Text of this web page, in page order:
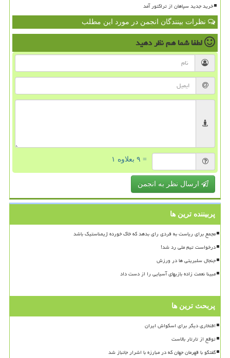
خرید جدید سپاهان از تراکتور آمد
نظرات بینندگان انجمن در مورد این مطلب
لطفا شما همنظر دهید
= ۹ بعلاوه ۱
ارسال نظر به انجمن
پربیننده ترین ها
مجمع برای ریاست به فردی رای بدهد که خاک خورده ژیمناستیک باشد
درخواست تیم ملی رد شد!
جنجال سلبریتی ها در ورزش
مبینا نعمت زاده بازیهای آسیایی را از دست داد
پربحث ترین ها
افتخاری دیگر برای اسکواش ایران
توقع از تارتار بالاست
گفتگو با قهرمان جهان که در مبارزه با اشرار جانباز شد